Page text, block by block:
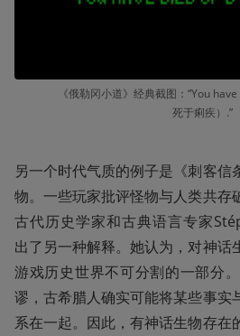
《俄勒冈小道》经典截图：“You
死于痢疾）.”
另一个时代气质的例子是《刺客信
物。一些玩家批评怪物与人类共存
古代历史学家和古典语言专家
出了另一种解释。她认为，对神话
游戏历史世界不可分割的一部分
谬，古希腊人确实可能将某些事实
系在一起。因此，有神话生物存在